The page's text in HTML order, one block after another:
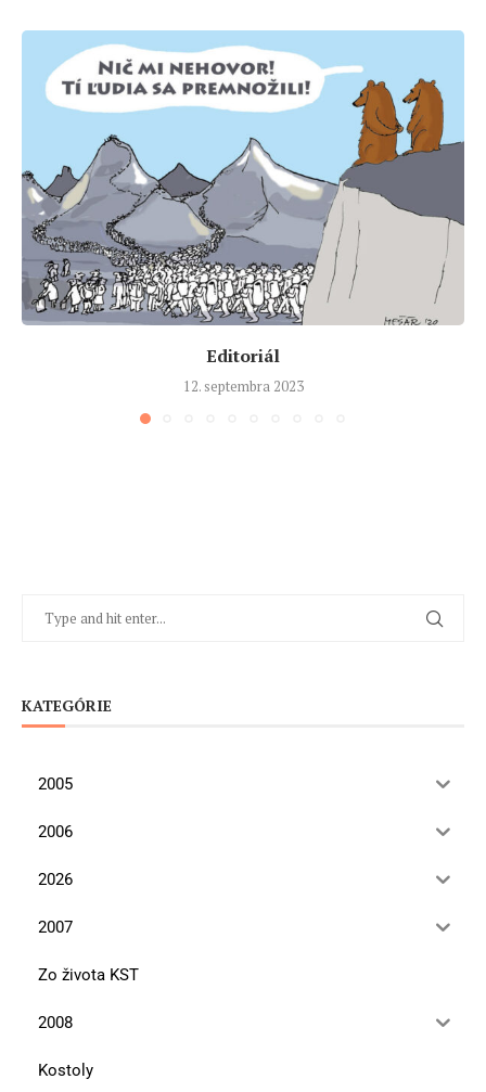
Editoriál
12. septembra 2023
KATEGÓRIE
2005
2006
2026
2007
Zo života KST
2008
Kostoly